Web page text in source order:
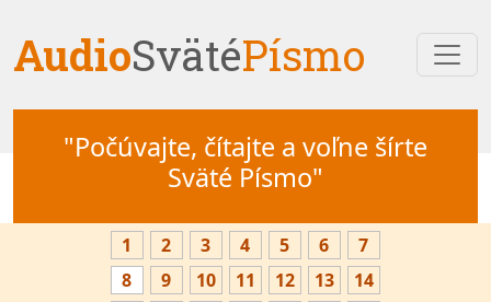
AudioSvätéPísmo
"Počúvajte, čítajte a voľne šírte
Sväté Písmo"
1 2 3 4 5 6
7
8
9 10 11 12 13
14